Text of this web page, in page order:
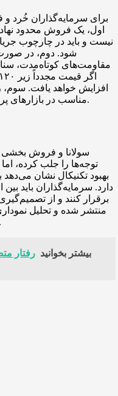
برای سرمایه‌گذاران خُرد و
اول، یک فروش محدود
نیست و باید در چارچوب
مقاومت‌های کوتاه‌مدت،
افزایش خواهد یافت.
مناسب در بازارهای پرنوسان مانند ارز دیجیتال ضروری است.
بهبود تکنیکال نشان می‌دهد
دارد. سرمایه‌گذاران باید
برقرار کنند و از
با مرجع TradingView انجام شده است.
بیشتر بخوانید رفتار